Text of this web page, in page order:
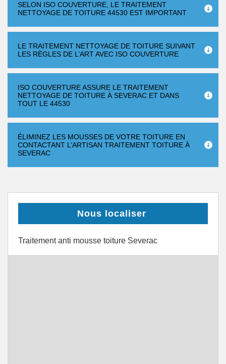
SELON ISO COUVERTURE, LE TRAITEMENT
NETTOYAGE DE TOITURE 44530 EST IMPORTANT
LE TRAITEMENT NETTOYAGE DE TOITURE SUIVANT
LES RÈGLES DE L’ART AVEC ISO COUVERTURE
ISO COUVERTURE ASSURE LE TRAITEMENT
NETTOYAGE DE TOITURE À SEVERAC ET DANS
TOUT LE 44530
ÉLIMINEZ LES MOUSSES DE VOTRE TOITURE EN
CONTACTANT L’ARTISAN TRAITEMENT TOITURE À
SEVERAC
Nous localiser
Traitement anti mousse toiture Severac